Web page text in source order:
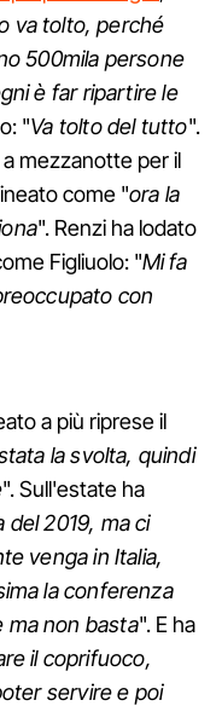
va tolto, perché
500mila persone
è far ripartire le
"Va tolto del tutto".
mezzanotte per il
come "ora la
". Renzi ha lodato
Figliuolo: "Mi fa
con
a più riprese il
la svolta, quindi
". Sull'estate ha
del 2019, ma ci
venga in Italia,
la conferenza
ma non basta". E ha
il coprifuoco,
servire e poi